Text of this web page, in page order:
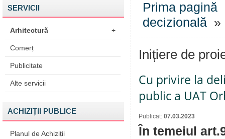
SERVICII
Arhitectură +
Comerț
Publicitate
Alte servicii
ACHIZIȚII PUBLICE
Planul de Achiziții
Prima pagină
decizională »
Inițiere de
Cu privire la
public a UAT
Publicat: 07.03.2023
În temeiul